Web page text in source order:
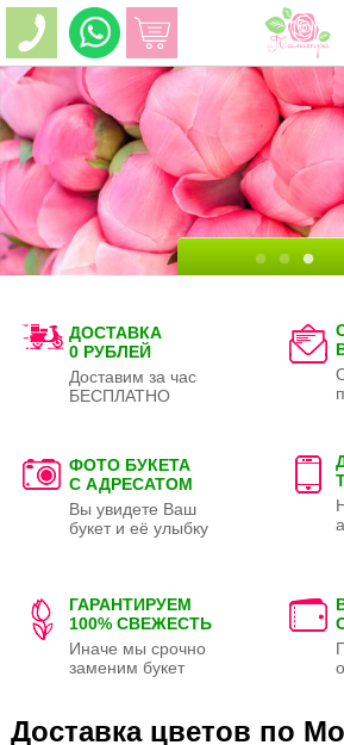
ДОСТАВКА
0 РУБЛЕЙ
Доставим за час
БЕСПЛАТНО
ФОТО БУКЕТА
С АДРЕСАТОМ
Вы увидете Ваш
букет и её улыбку
ГАРАНТИРУЕМ
100% СВЕЖЕСТЬ
Иначе мы срочно
заменим букет
Доставка цветов по